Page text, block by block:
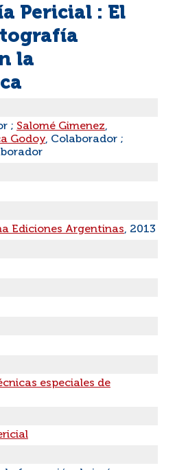
Pericial : El
la
; Salomé Gimenez,
Godoy, Colaborador ;
Ediciones Argentinas, 2013
especiales de